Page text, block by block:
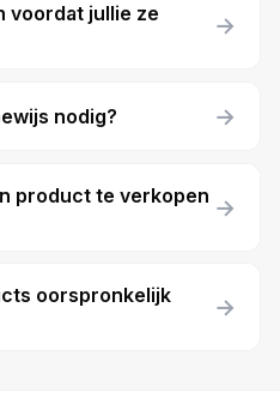
voordat jullie ze
→
nodig? →
product te verkopen →
oorspronkelijk
→